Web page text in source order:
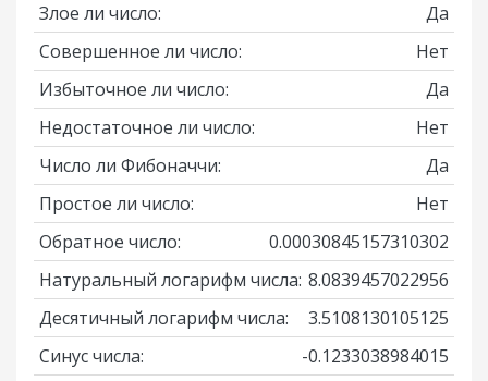
Злое ли число:
Да
Совершенное ли число:
Нет
Избыточное ли число:
Да
Недостаточное ли число:
Нет
Число ли Фибоначчи:
Да
Простое ли число:
Нет
Обратное число:
0.00030845157310302
Натуральный логарифм числа: 8.0839457022956
Десятичный логарифм числа:
3.5108130105125
Синус числа:
-0.1233038984015